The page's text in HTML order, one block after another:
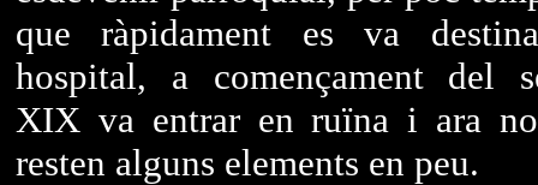
que ràpidament es va
hospital, a començament del
XIX va entrar en ruïna i ara
resten alguns elements en peu.